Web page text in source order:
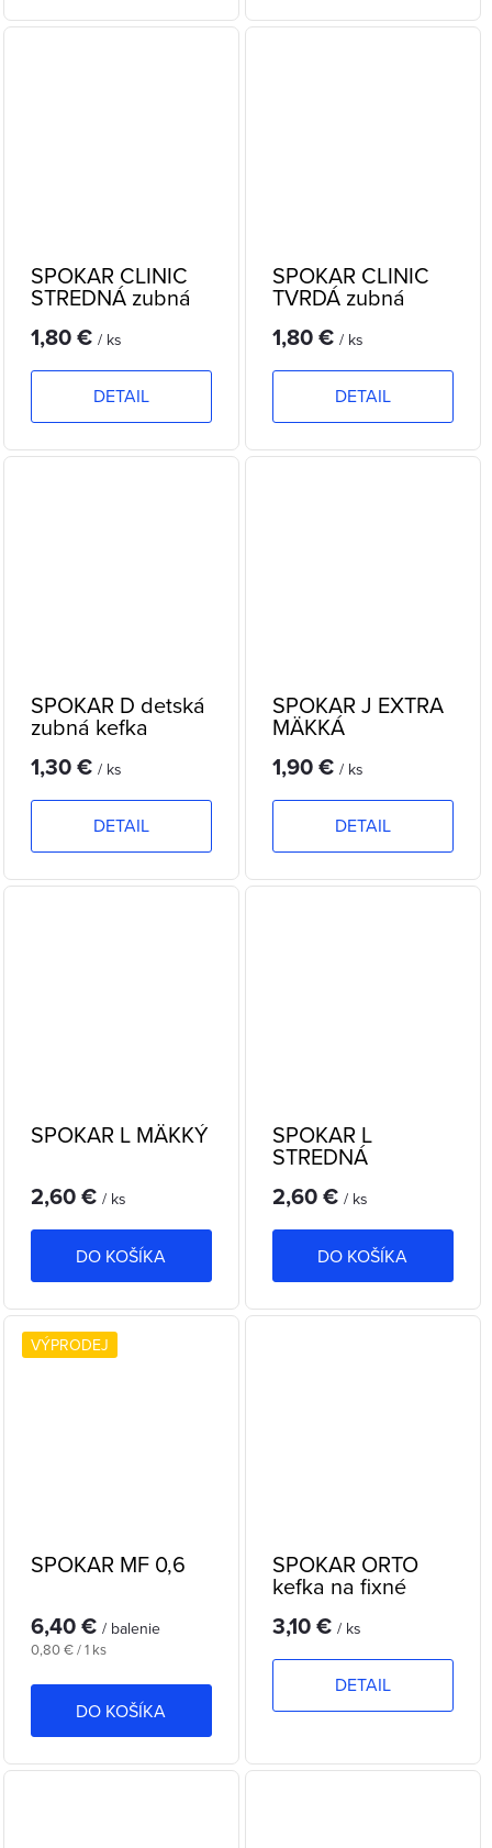
SPOKAR CLINIC
STREDNÁ zubná
1,80 € / ks
DETAIL
SPOKAR CLINIC
TVRDÁ zubná
1,80 € / ks
DETAIL
SPOKAR D detská
zubná kefka
1,30 € / ks
DETAIL
SPOKAR J EXTRA
MÄKKÁ
1,90 € / ks
DETAIL
SPOKAR L MÄKKÝ
2,60 € / ks
DO KOŠÍKA
SPOKAR L
STREDNÁ
2,60 € / ks
DO KOŠÍKA
VÝPRODEJ
SPOKAR MF 0,6
6,40 € / balenie
Jednotková
0,80 € / 1 ks
DO KOŠÍKA
SPOKAR ORTO
kefka na fixné
3,10 € / ks
DETAIL